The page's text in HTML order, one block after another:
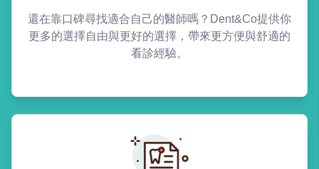
還在靠口碑尋找適合自己的醫師嗎？Dent&Co提供你
更多的選擇自由與更好的選擇，帶來更方便與舒適的
看診經驗。